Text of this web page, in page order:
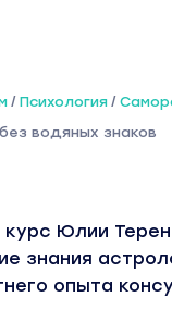
/ Психология /
водяных знаков
Юлии
знания
опыта